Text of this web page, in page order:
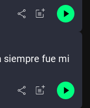
siempre fue mi